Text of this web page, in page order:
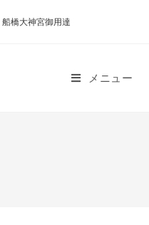
橋大神宮御用達
メニュー